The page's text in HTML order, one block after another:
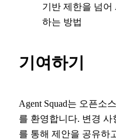
기반 제한을 넘어
하는 방법
기여하기
Agent Squad는 오픈소
를 환영합니다. 변경
를 통해 제안을 공유하